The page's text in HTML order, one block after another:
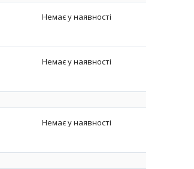
Немає у наявності
Немає у наявності
Немає у наявності